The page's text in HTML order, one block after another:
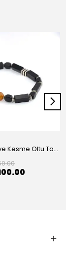
2'li Hematit ve Kesme Oltu Taşı Bileklik